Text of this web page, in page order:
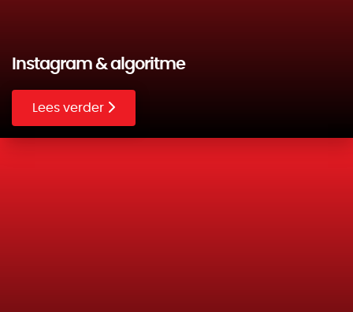
Instagram & algoritme
Lees verder